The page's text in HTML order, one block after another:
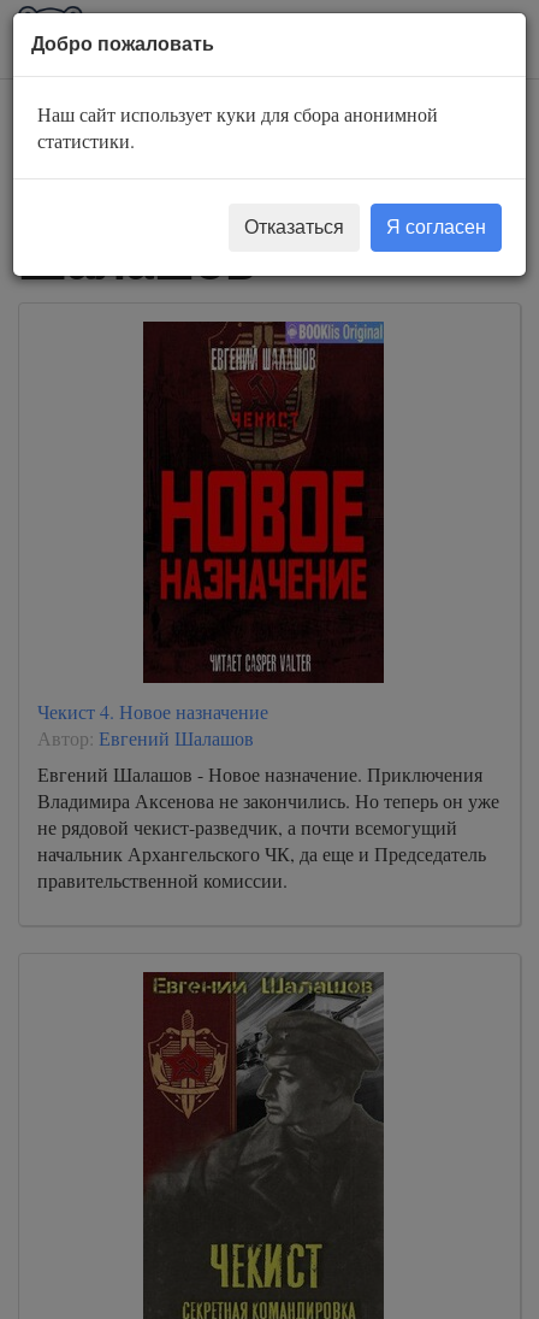
AuBook.org
Слушать
аудиокниги Евгений
Шалашов
Чекист 4. Новое назначение
Автор: Евгений Шалашов
Евгений Шалашов - Новое назначение. Приключения
Владимира Аксенова не закончились. Но теперь он уже
не рядовой чекист-разведчик, а почти всемогущий
начальник Архангельского ЧК, да еще и Председатель
правительственной комиссии.
Добро пожаловать
Наш сайт использует куки для сбора анонимной
статистики.
Отказаться Я согласен